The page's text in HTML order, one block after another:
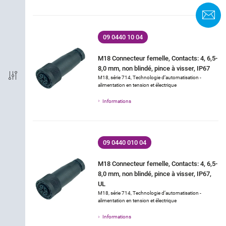
Indice de protection
Tension nominale
09 0440 10 04
M18 Connecteur femelle, Contacts: 4, 6,5-
8,0 mm, non blindé, pince à visser, IP67
M18, série 714, Technologie d’automatisation -
alimentation en tension et électrique
Informations
09 0440 010 04
M18 Connecteur femelle, Contacts: 4, 6,5-
8,0 mm, non blindé, pince à visser, IP67,
UL
M18, série 714, Technologie d’automatisation -
alimentation en tension et électrique
Informations